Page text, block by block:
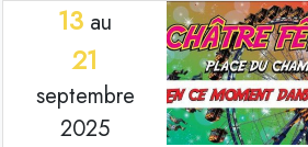
13 au
21
septembre
2025